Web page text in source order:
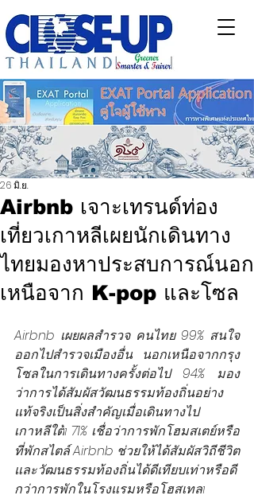
Airbnb เจาะเทรนด์ท่อง
เที่ยวเกาหลีเผยนักเดินทาง
ไทยมองหาประสบการณ์นอก
เหนือจาก K-pop และโซล
26 มิ.ย.
Airbnb เผยผลสำรวจ คนไทย 99% สนใจ
ออกไปสำรวจเมืองอื่น นอกเหนือจากกรุง
โซลในการเดินทางครั้งต่อไป 94% มอง
ว่าการได้สัมผัสวัฒนธรรมท้องถิ่นอย่าง
แท้จริงเป็นสิ่งสำคัญเมื่อเดินทางไป
เกาหลีใต้1 71% เชื่อว่าการพักโฮมสเตย์หรือ
ที่พักสไตล์ Airbnb ช่วยให้ได้สัมผัสวิถีชีวิต
และวัฒนธรรมท้องถิ่นได้ดีเทียบเท่าหรือดี
กว่าการพักในโรงแรมหรือโฮสเทล1